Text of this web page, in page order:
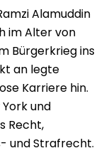
Alamuddin
im Alter von
Bürgerkrieg ins
an legte
Karriere hin.
und
Recht,
und Strafrecht.